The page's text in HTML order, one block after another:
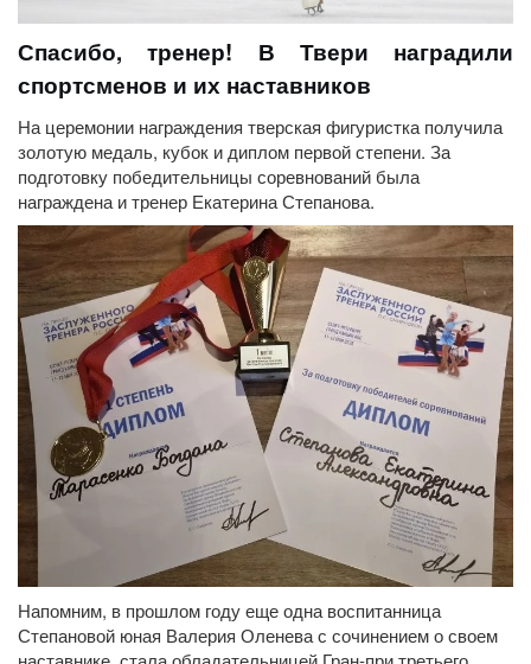
Спасибо, тренер! В Твери наградили
спортсменов и их наставников
На церемонии награждения тверская фигуристка получила
золотую медаль, кубок и диплом первой степени. За
подготовку победительницы соревнований была
награждена и тренер Екатерина Степанова.
Напомним, в прошлом году еще одна воспитанница
Степановой юная Валерия Оленева с сочинением о своем